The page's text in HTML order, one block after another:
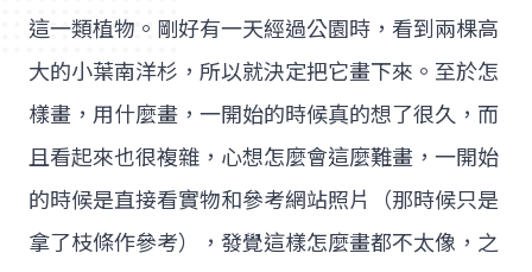
這一類植物。剛好有一天經過公園時，看到兩棵高
大的小葉南洋杉，所以就決定把它畫下來。至於怎
樣畫，用什麼畫，一開始的時候真的想了很久，而
且看起來也很複雜，心想怎麼會這麼難畫，一開始
的時候是直接看實物和參考網站照片（那時候只是
拿了枝條作參考），發覺這樣怎麼畫都不太像，之